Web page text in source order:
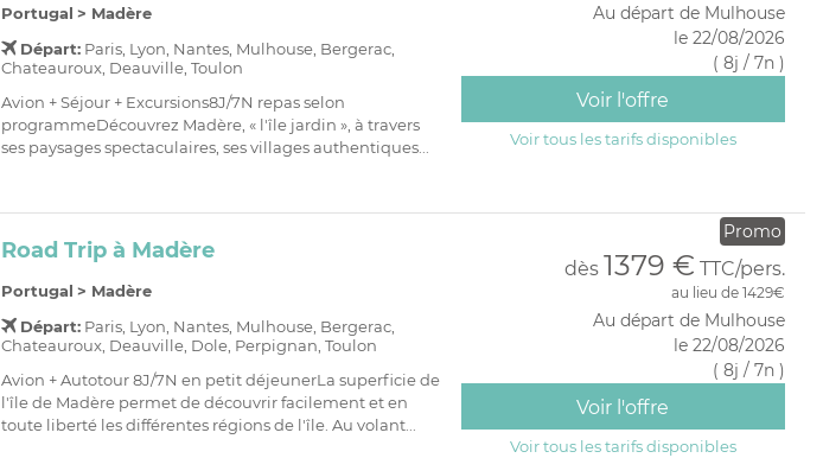
Portugal > Madère
Départ:Paris, Lyon, Nantes, Mulhouse, Bergerac,
Chateauroux, Deauville, Toulon
Avion + Séjour + Excursions8J/7N repas selon
programmeDécouvrez Madère, « l'île jardin », à travers
ses paysages spectaculaires, ses villages authentiques...
Au départ de Mulhouse
le 22/08/2026
( 8j / 7n )
Voir l'offre
Voir tous les tarifs disponibles
Road Trip à Madère
Portugal > Madère
Départ:Paris, Lyon, Nantes, Mulhouse, Bergerac,
Chateauroux, Deauville, Dole, Perpignan, Toulon
Avion + Autotour 8J/7N en petit déjeunerLa superficie de
l'île de Madère permet de découvrir facilement et en
toute liberté les différentes régions de l'île. Au volant...
Promo
dès 1379 € TTC/pers.
au lieu de 1429€
Au départ de Mulhouse
le 22/08/2026
( 8j / 7n )
Voir l'offre
Voir tous les tarifs disponibles